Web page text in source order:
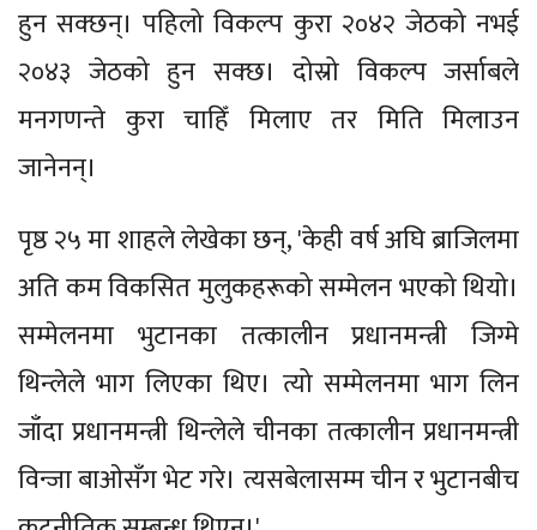
हुन सक्छन्। पहिलो विकल्प कुरा २०४२ जेठको नभई
२०४३ जेठको हुन सक्छ। दोस्रो विकल्प जर्साबले
मनगणन्ते कुरा चाहिँ मिलाए तर मिति मिलाउन
जानेनन्।
पृष्ठ २५ मा शाहले लेखेका छन्, 'केही वर्ष अघि ब्राजिलमा
अति कम विकसित मुलुकहरूको सम्मेलन भएको थियो।
सम्मेलनमा भुटानका तत्कालीन प्रधानमन्त्री जिग्मे
थिन्लेले भाग लिएका थिए। त्यो सम्मेलनमा भाग लिन
जाँदा प्रधानमन्त्री थिन्लेले चीनका तत्कालीन प्रधानमन्त्री
विन्जा बाओसँग भेट गरे। त्यसबेलासम्म चीन र भुटानबीच